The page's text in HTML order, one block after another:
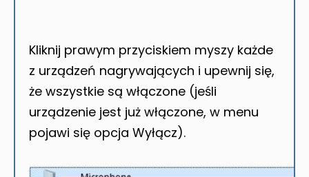
Kliknij prawym przyciskiem myszy każde
z urządzeń nagrywających i upewnij się,
że wszystkie są włączone (jeśli
urządzenie jest już włączone, w menu
pojawi się opcja Wyłącz).